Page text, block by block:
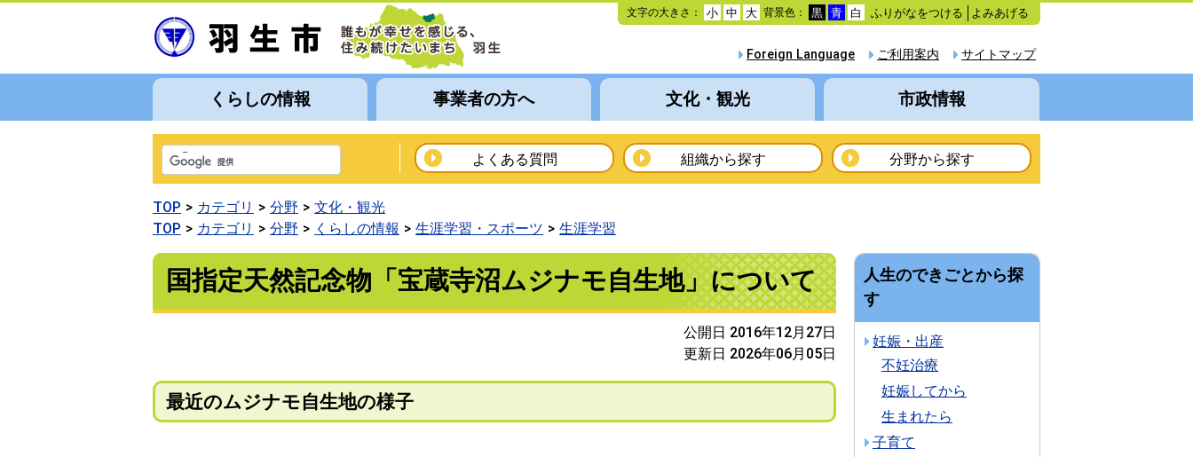
本
文
動
文字の大きさ： 小 中 大 背景色： 黒 青 白 ふりがなをつける よみあげる
サイトマップ
ご利用案内
Foreign Language
くらしの情報 事業者の方へ 文化・観光 市政情報
よくある質問 組織から探す 分野から探す
TOP カテゴリ 分野
文化・観光
TOP
カテゴリ 分野 くらしの情報 生涯学習・スポーツ 生涯学習
国指定天然記念物「宝蔵寺沼ムジナモ自生地」について
公開日 2016年12月27日
更新日 2026年06月05日
最近のムジナモ自生地の様子
人生のできごとから探
す
妊娠・出産
不妊治療
妊娠してから
生まれたら
子育て